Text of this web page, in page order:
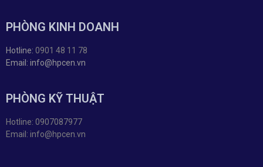
PHÒNG KINH DOANH
Hotline: 0901 48 11 78
Email: info@hpcen.vn
PHÒNG KỸ THUẬT
Hotline: 0907087977
Email: info@hpcen.vn